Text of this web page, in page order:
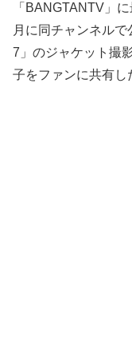
「BANGTANTV」
月に同チャンネル
7」のジャケット撮
子をファンに共有し